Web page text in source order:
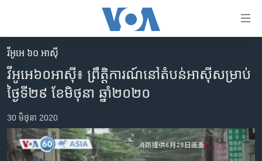
គេហទំព័រ​
ទាក់ទង
រំលង​
និង​
ទៅ​​
ព័ត៌មាន​​
កម្ពុជា
អន្តរជាតិ
អាមេរិក
ហេឡូវីអូអេ
វីអូអេ ៦០ អាស៊ី
វីអូអេ​៦០​អាស៊ី៖ ព្រឹត្តិការណ៍​នៅ​តំបន់​អាស៊ី​សម្រាប់​
ថ្ងៃ​ទី​២៩ ខែ​មិថុនា ឆ្នាំ​២០២០
30 មិថុនា 2020